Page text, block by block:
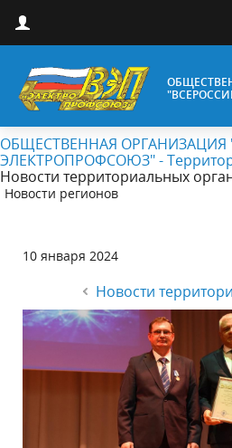
ОБЩЕСТВЕННАЯ ОРГАНИЗАЦИЯ
ЭЛЕКТРОПРОФСОЮЗ" -
Новости территориальных
Новости регионов
10 января 2024
Новости